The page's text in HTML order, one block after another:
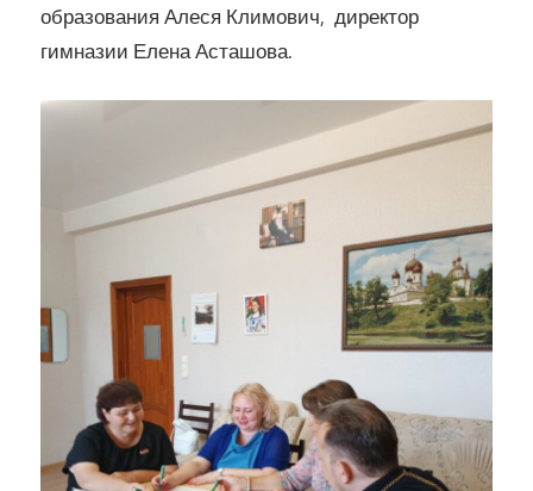
образования Алеся Климович, директор
гимназии Елена Асташова.